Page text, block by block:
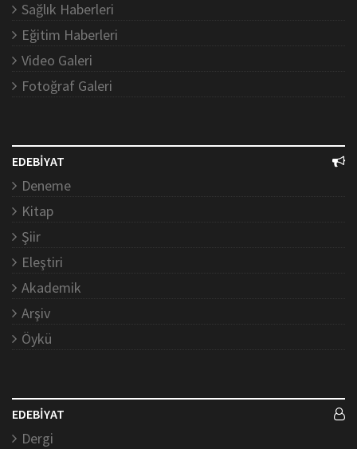
Sağlık Haberleri
Eğitim Haberleri
Video Galeri
Fotoğraf Galeri
EDEBİYAT
Deneme
Kitap
Şiir
Eleştiri
Akademik
Arşiv
Öykü
EDEBİYAT
Dergi